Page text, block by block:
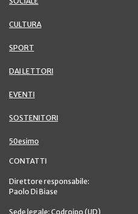
CULTURA
SPORT
DAI LETTORI
EVENTI
SOSTENITORI
50esimo
CONTATTI
Direttore responsabile:
Paolo Di Biase
Sede legale: Codroipo (UD)